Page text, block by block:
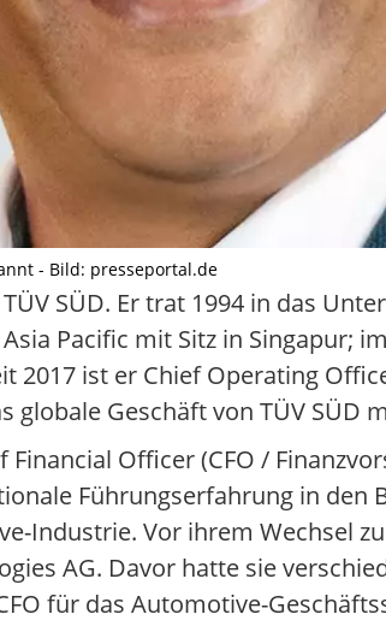
- Bild: presseportal.de
SÜD. Er trat 1994 in das
Pacific mit Sitz in Singapur;
2017 ist er Chief Operating
globale Geschäft von TÜV SÜD
Officer (CFO /
Führungserfahrung in den
Industrie. Vor ihrem Wechsel zu
AG. Davor hatte sie
für das Automotive-